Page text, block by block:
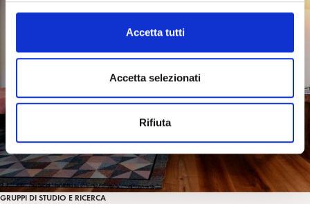
e
n
o
Accetta tutti
Accetta selezionati
Rifiuta
GRUPPI DI STUDIO E RICERCA